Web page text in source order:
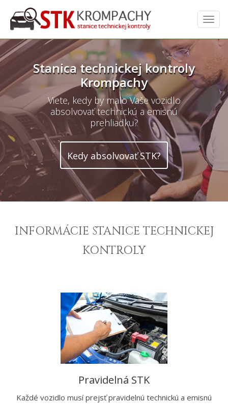
Stanica technickej kontroly
Krompachy
Viete, kedy by malo Vaše vozidlo
absolvovať technickú a emisnú
prehliadku?
Kedy absolvovať STK?
INFORMÁCIE STANICE TECHNICKEJ
KONTROLY
Pravidelná STK
Každé vozidlo musí prejsť pravidelnú technickú a emisnú